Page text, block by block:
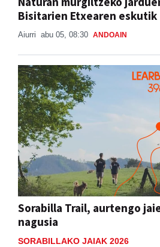
Bisitarien Etxearen eskutik
Aiurri abu 05, 08:30 ANDOAIN
Sorabilla Trail, aurtengo
nagusia
SORABILLAKO JAIAK 2026